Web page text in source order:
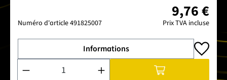
Numéro d'article491825007
9,76 €
Prix TVA incluse
Informations
Quantité de produit : Entrez la quantité souhaitée ou